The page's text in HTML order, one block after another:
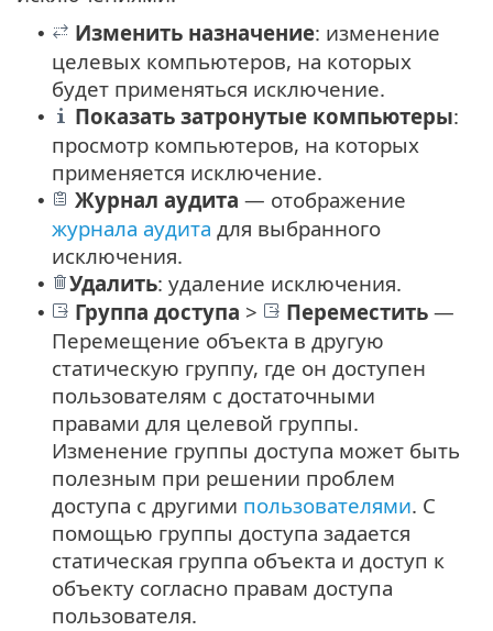
• Изменить назначение: изменение
целевых компьютеров, на которых
будет применяться исключение.
• Показать затронутые компьютеры:
просмотр компьютеров, на которых
применяется исключение.
• Журнал аудита — отображение
журнала аудита для выбранного
исключения.
• Удалить: удаление исключения.
• Группа доступа > Переместить —
Перемещение объекта в другую
статическую группу, где он доступен
пользователям с достаточными
правами для целевой группы.
Изменение группы доступа может быть
полезным при решении проблем
доступа с другими пользователями. С
помощью группы доступа задается
статическая группа объекта и доступ к
объекту согласно правам доступа
пользователя.